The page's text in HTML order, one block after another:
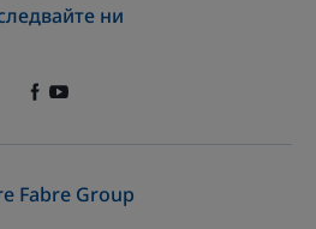
ни
Fabre Group